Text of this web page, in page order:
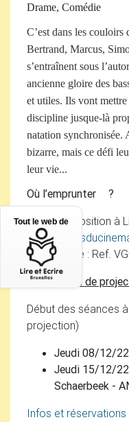
Drame, Comédie
C’est dans les
Bertrand, Marcus,
s’entraînent sous
ancienne gloire des
et utiles. Ils vont
discipline jusque-là
natation synchronisée.
bizarre, mais ce défi
leur vie...
Où l’emprunter
?
DVDà disposition à
(info@
PointCulture : Ref.
Date et lieu de
Début des séances
projection)
Jeudi 08/12/22
Jeudi 15/12/
Schaerbeek -
Infos et réservations
Tout le web de